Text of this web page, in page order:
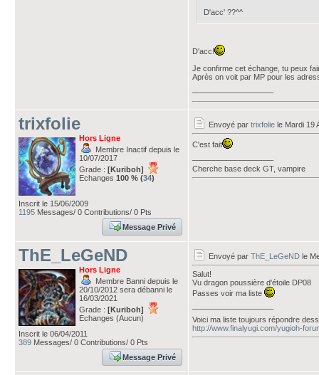
D'acc' ??^^
D'acc!
Je confirme cet échange, tu peux
Après on voit par MP pour les
trixfolie
Hors Ligne
Membre Inactif depuis le
10/07/2017
Grade : [Kuriboh]
Echanges 100 % (34)
Inscrit le 15/06/2009
1195 Messages/ 0 Contributions/ 0 Pts
Message Privé
Envoyé par trixfolie le Mardi 19
C'est fait
Cherche base deck GT, vampire
ThE_LeGeND
Hors Ligne
Membre Banni depuis le
20/10/2012 sera débanni le
16/03/2021
Grade : [Kuriboh]
Echanges (Aucun)
Inscrit le 06/04/2011
389 Messages/ 0 Contributions/ 0 Pts
Message Privé
Envoyé par ThE_LeGeND le
Salut!
Vu dragon poussière d'étoile DP08
Passes voir ma liste
Voici ma liste toujours répondre
http://www.finalyugi.com/yugioh-